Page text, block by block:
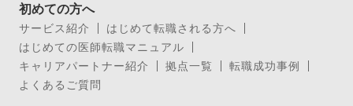
初めての方へ
サービス紹介
はじめて転職される方へ
はじめての医師転職マニュアル
キャリアパートナー紹介
拠点一覧
転職成功事例
よくあるご質問